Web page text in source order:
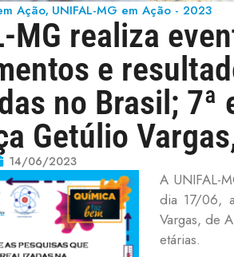
Ação, UNIFAL-MG em Ação - 2023
MG realiza
e
no Brasil; 7ª
Getúlio
14/06/2023
A UNIFAL-
dia 17/06,
Vargas, de
etárias.